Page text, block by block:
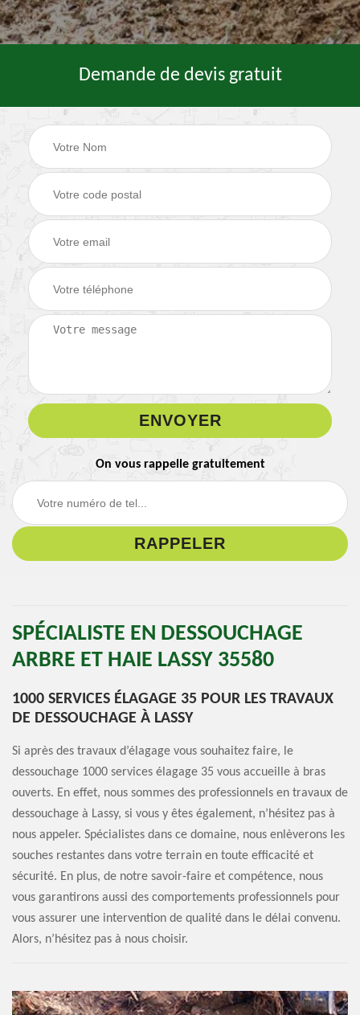
Demande de devis gratuit
On vous rappelle gratuitement
SPÉCIALISTE EN DESSOUCHAGE
ARBRE ET HAIE LASSY 35580
1000 SERVICES ÉLAGAGE 35 POUR LES TRAVAUX
DE DESSOUCHAGE À LASSY
Si après des travaux d’élagage vous souhaitez faire, le
dessouchage 1000 services élagage 35 vous accueille à bras
ouverts. En effet, nous sommes des professionnels en travaux de
dessouchage à Lassy, si vous y êtes également, n’hésitez pas à
nous appeler. Spécialistes dans ce domaine, nous enlèverons les
souches restantes dans votre terrain en toute efficacité et
sécurité. En plus, de notre savoir-faire et compétence, nous
vous garantirons aussi des comportements professionnels pour
vous assurer une intervention de qualité dans le délai convenu.
Alors, n’hésitez pas à nous choisir.